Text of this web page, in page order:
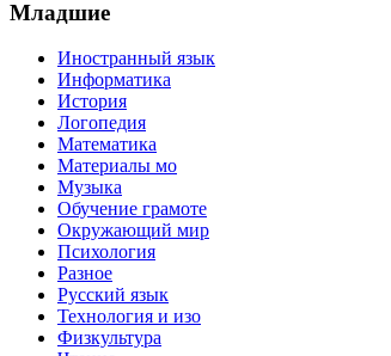
Младшие
Иностранный язык
Информатика
История
Логопедия
Математика
Материалы мо
Музыка
Обучение грамоте
Окружающий мир
Психология
Разное
Русский язык
Технология и изо
Физкультура